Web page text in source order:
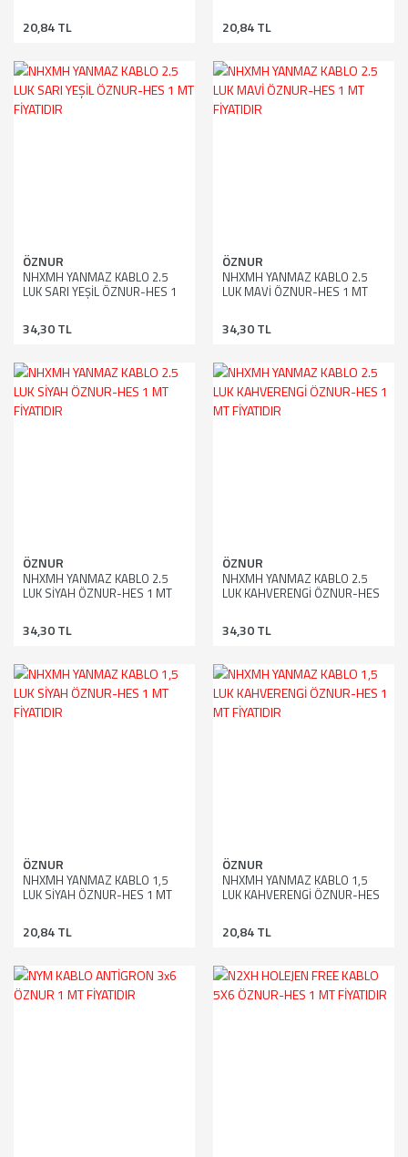
20,84 TL 20,84 TL
ÖZNUR
NHXMH YANMAZ KABLO 2.5
LUK SARI YEŞİL ÖZNUR-HES 1
34,30 TL
ÖZNUR
NHXMH YANMAZ KABLO 2.5
LUK MAVİ ÖZNUR-HES 1 MT
34,30 TL
ÖZNUR
NHXMH YANMAZ KABLO 2.5
LUK SİYAH ÖZNUR-HES 1 MT
34,30 TL
ÖZNUR
NHXMH YANMAZ KABLO 2.5
LUK KAHVERENGİ ÖZNUR-HES
34,30 TL
ÖZNUR
NHXMH YANMAZ KABLO 1,5
LUK SİYAH ÖZNUR-HES 1 MT
20,84 TL
ÖZNUR
NHXMH YANMAZ KABLO 1,5
LUK KAHVERENGİ ÖZNUR-HES
20,84 TL